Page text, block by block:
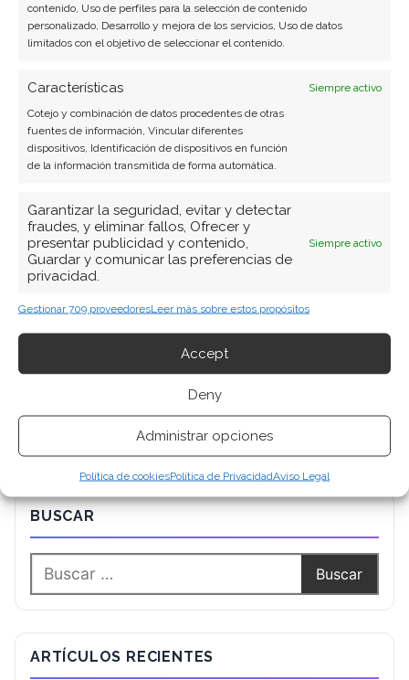
contenido, Uso de perfiles para la selección de contenido
personalizado, Desarrollo y mejora de los servicios, Uso de datos
limitados con el objetivo de seleccionar el contenido.
Características
Siempre activo
Cotejo y combinación de datos procedentes de otras
fuentes de información, Vincular diferentes
dispositivos, Identificación de dispositivos en función
de la información transmitida de forma automática.
Garantizar la seguridad, evitar y detectar
fraudes, y eliminar fallos, Ofrecer y
presentar publicidad y contenido,
Guardar y comunicar las preferencias de
privacidad.
Siempre activo
Gestionar 709 proveedoresLeer más sobre estos propósitos
Accept
Deny
Administrar opciones
Política de cookiesPolítica de PrivacidadAviso Legal
transformación digital con más de 8 años de
experiencia. Experta en inteligencia artificial,
ciberseguridad y startups tecnológicas.
Ver todos los artículos →
BUSCAR
ARTÍCULOS RECIENTES